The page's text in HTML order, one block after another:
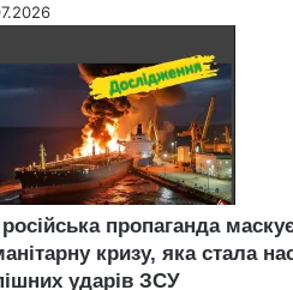
пропаганда
кризу, яка стала
ударів ЗСУ